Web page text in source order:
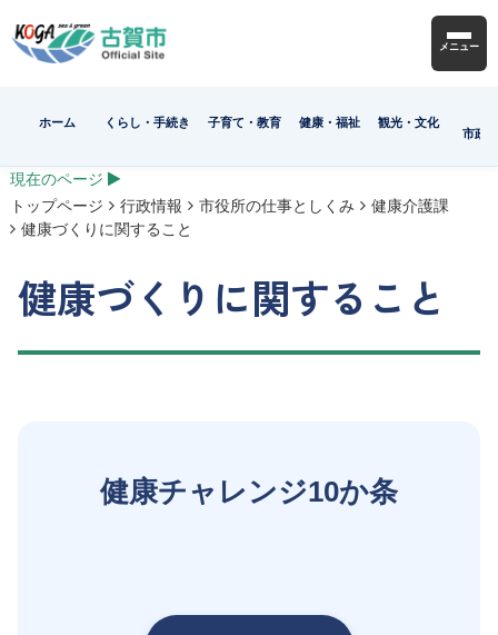
メニュー
ホーム くらし・手続き 子育て・教育 健康・福祉
観光・文化
市政
現在のページ
トップページ
行政情報 市役所の仕事としくみ
健康介護課
健康づくりに関すること
健康づくりに関すること
健康チャレンジ10か条